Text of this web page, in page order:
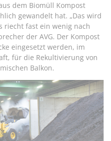
dem Biomüll Kompost
gewandelt hat. „Das wird
riecht fast ein wenig nach
der AVG. Der Kompost
eingesetzt werden, im
für die Rekultivierung von
Balkon.